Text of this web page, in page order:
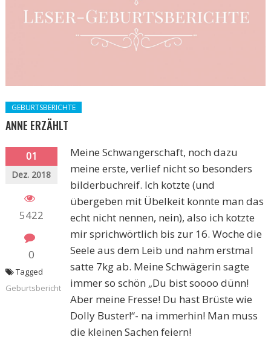
GEBURTSBERICHTE
ANNE ERZÄHLT
01
Dez. 2018
5422
0
Meine Schwangerschaft, noch dazu
meine erste, verlief nicht so besonders
bilderbuchreif. Ich kotzte (und
übergeben mit Übelkeit konnte man das
echt nicht nennen, nein), also ich kotzte
mir sprichwörtlich bis zur 16. Woche die
Seele aus dem Leib und nahm erstmal
satte 7kg ab. Meine Schwägerin sagte
immer so schön „Du bist soooo dünn!
Aber meine Fresse! Du hast Brüste wie
Dolly Buster!“- na immerhin! Man muss
die kleinen Sachen feiern!
Tagged
Geburtsbericht